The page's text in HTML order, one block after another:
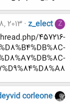
Z
z_elect
2013
457216-
corleone